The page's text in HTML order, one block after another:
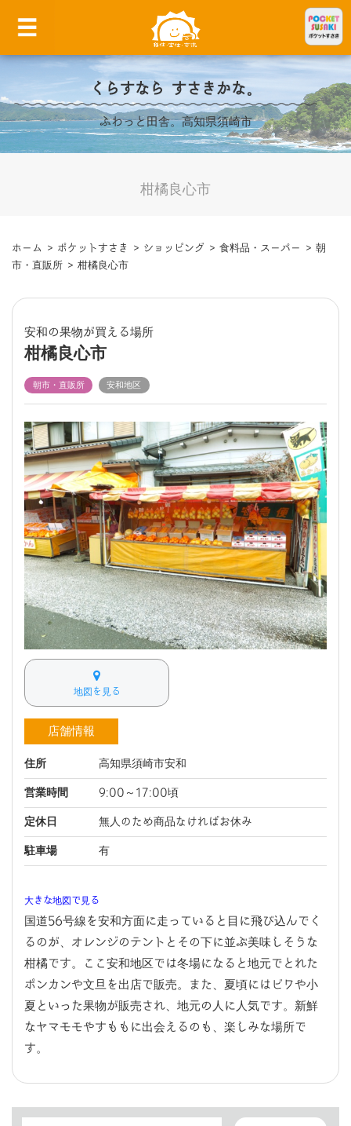
くらすなら すさきかな。
ふわっと田舎。高知県須崎市
柑橘良心市
ホーム > ポケットすさき > ショッピング > 食料品・スーパー > 朝
市・直販所 > 柑橘良心市
安和の果物が買える場所
柑橘良心市
朝市・直販所 安和地区
地図を見る
店舗情報
住所 高知県須崎市安和
営業時間 9:00～17:00頃
定休日 無人のため商品なければお休み
駐車場 有
大きな地図で見る
国道56号線を安和方面に走っていると目に飛び込んでく
るのが、オレンジのテントとその下に並ぶ美味しそうな
柑橘です。ここ安和地区では冬場になると地元でとれた
ポンカンや文旦を出店で販売。また、夏頃にはビワや小
夏といった果物が販売され、地元の人に人気です。新鮮
なヤマモモやすももに出会えるのも、楽しみな場所で
す。